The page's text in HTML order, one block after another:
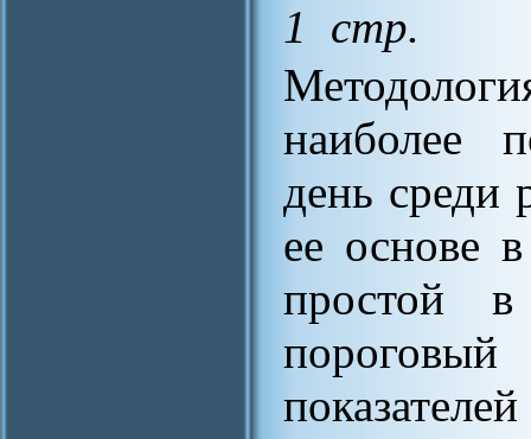
1 стр.
наиболее
день среди
ее основе
простой в